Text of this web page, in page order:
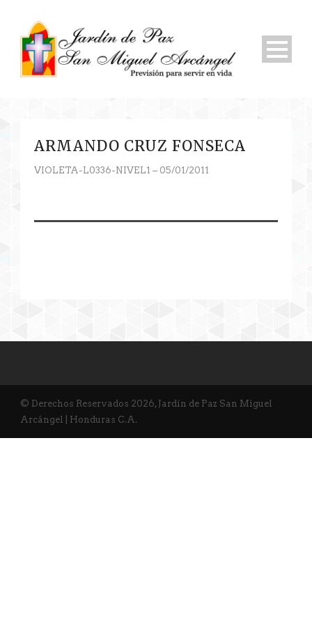
ARMANDO CRUZ FONSECA
VIOLETA-L0336-NIVEL1 – 05/01/2011
© Derechos Reservados 2026, Jardín de Paz San Miguel
Arcángel | Honduras C.A.